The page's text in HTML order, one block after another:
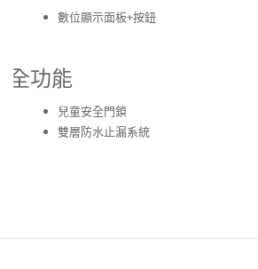
數位顯示面板+按鈕
全功能
兒童安全門鎖
雙層防水止漏系統